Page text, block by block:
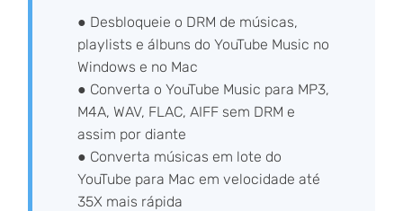
● Desbloqueie o DRM de músicas,
playlists e álbuns do YouTube Music no
Windows e no Mac
● Converta o YouTube Music para MP3,
M4A, WAV, FLAC, AIFF sem DRM e
assim por diante
● Converta músicas em lote do
YouTube para Mac em velocidade até
35X mais rápida